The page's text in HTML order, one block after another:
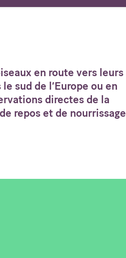
en route vers leurs
sud de l’Europe ou en
directes de la
repos et de nourrissage